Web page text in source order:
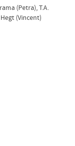
(Petra),T.A.
(Vincent)